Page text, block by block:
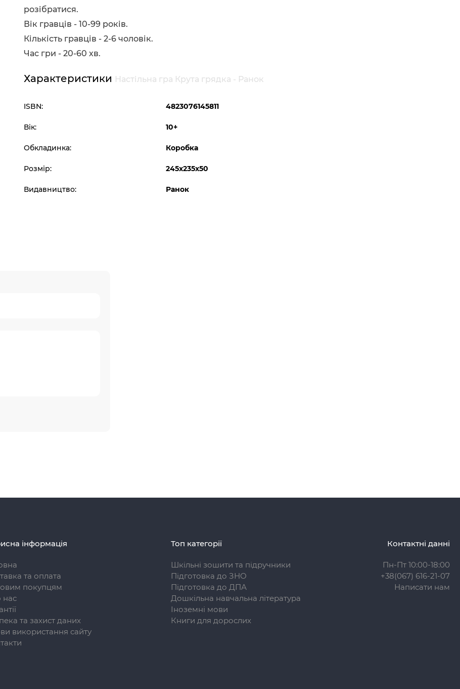
розібратися.
Вік гравців - 10-99 років.
Кількість гравців - 2-6 чоловік.
Час гри - 20-60 хв.
Характеристики Настільна гра Крута грядка - Ранок
ISBN: 4823076145811
Вік: 10+
Обкладинка: Коробка
Розмір: 245х235х50
Видавництво: Ранок
інформація
та оплата
покупцям
нас
та захист даних
використання сайту
Топ категорії
Шкільні зошити та підручники
Підготовка до ЗНО
Підготовка до ДПА
Дошкільна навчальна література
Іноземні мови
Книги для дорослих
Контактні данні
Пн-Пт 10:00-18:00
+38(067) 616-21-07
Написати нам